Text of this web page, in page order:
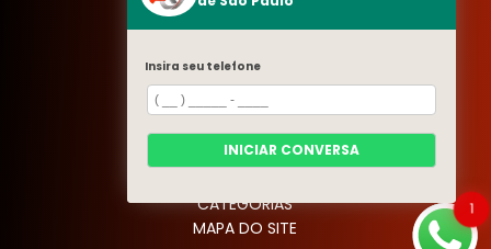
MENU
HOME
QUEM SOMOS
SERVIÇOS
BLOG
CATEGORIAS
MAPA DO SITE
1
Insira seu telefone
INICIAR CONVERSA